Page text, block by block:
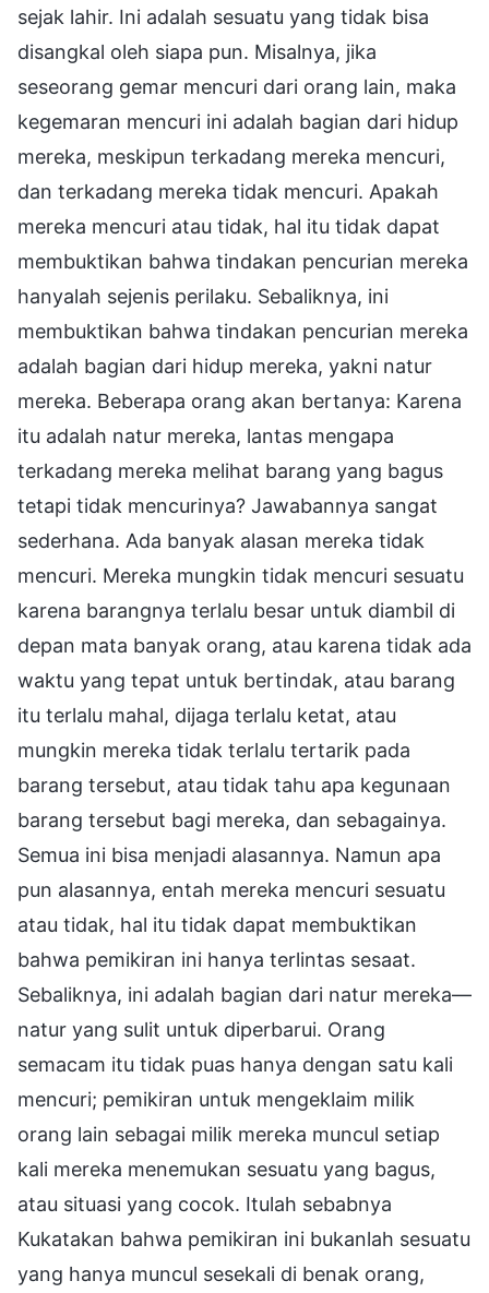
sejak lahir. Ini adalah sesuatu yang tidak bisa
disangkal oleh siapa pun. Misalnya, jika
seseorang gemar mencuri dari orang lain, maka
kegemaran mencuri ini adalah bagian dari hidup
mereka, meskipun terkadang mereka mencuri,
dan terkadang mereka tidak mencuri. Apakah
mereka mencuri atau tidak, hal itu tidak dapat
membuktikan bahwa tindakan pencurian mereka
hanyalah sejenis perilaku. Sebaliknya, ini
membuktikan bahwa tindakan pencurian mereka
adalah bagian dari hidup mereka, yakni natur
mereka. Beberapa orang akan bertanya: Karena
itu adalah natur mereka, lantas mengapa
terkadang mereka melihat barang yang bagus
tetapi tidak mencurinya? Jawabannya sangat
sederhana. Ada banyak alasan mereka tidak
mencuri. Mereka mungkin tidak mencuri sesuatu
karena barangnya terlalu besar untuk diambil di
depan mata banyak orang, atau karena tidak ada
waktu yang tepat untuk bertindak, atau barang
itu terlalu mahal, dijaga terlalu ketat, atau
mungkin mereka tidak terlalu tertarik pada
barang tersebut, atau tidak tahu apa kegunaan
barang tersebut bagi mereka, dan sebagainya.
Semua ini bisa menjadi alasannya. Namun apa
pun alasannya, entah mereka mencuri sesuatu
atau tidak, hal itu tidak dapat membuktikan
bahwa pemikiran ini hanya terlintas sesaat.
Sebaliknya, ini adalah bagian dari natur mereka—
natur yang sulit untuk diperbarui. Orang
semacam itu tidak puas hanya dengan satu kali
mencuri; pemikiran untuk mengeklaim milik
orang lain sebagai milik mereka muncul setiap
kali mereka menemukan sesuatu yang bagus,
atau situasi yang cocok. Itulah sebabnya
Kukatakan bahwa pemikiran ini bukanlah sesuatu
yang hanya muncul sesekali di benak orang,